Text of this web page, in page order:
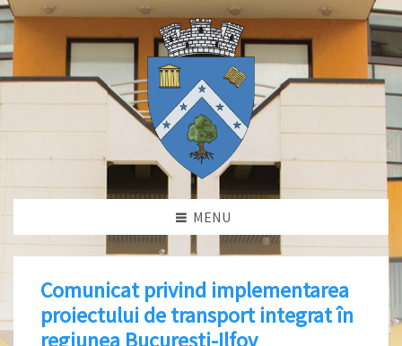
MENU
Comunicat privind implementarea
proiectului de transport integrat în
regiunea București-Ilfov